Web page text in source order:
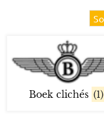
Boek clichés (1)